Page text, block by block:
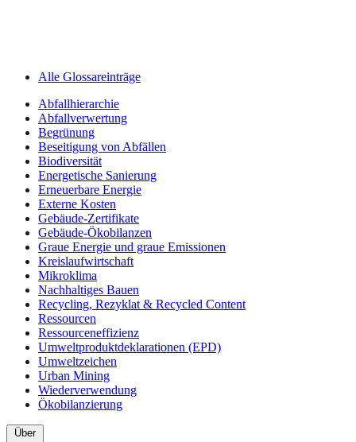
Alle Glossareinträge
Abfallhierarchie
Abfallverwertung
Begrünung
Beseitigung von Abfällen
Biodiversität
Energetische Sanierung
Erneuerbare Energie
Externe Kosten
Gebäude-Zertifikate
Gebäude-Ökobilanzen
Graue Energie und graue Emissionen
Kreislaufwirtschaft
Mikroklima
Nachhaltiges Bauen
Recycling, Rezyklat & Recycled Content
Ressourcen
Ressourceneffizienz
Umweltprodukt­deklarationen (EPD)
Umweltzeichen
Urban Mining
Wiederverwendung
Ökobilanzierung
Über